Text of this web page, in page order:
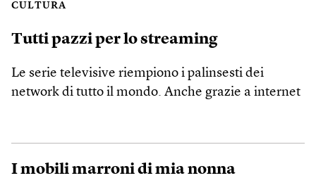
CULTURA
Tutti pazzi per lo streaming
Le serie televisive riempiono i palinsesti dei
network di tutto il mondo. Anche grazie a internet
I mobili marroni di mia nonna